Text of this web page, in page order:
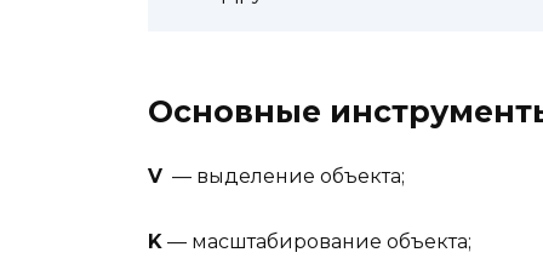
Основные
V — выделение объекта;
K — масштабирование объекта;